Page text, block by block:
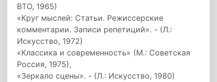
ВТО, 1965)
«Круг мыслей: Статьи. Режиссерские
комментарии. Записи репетиций». - (Л.:
Искусство, 1972)
«Классика и современность» (М.: Советская
Россия, 1975),
«Зеркало сцены». - (Л.: Искусство, 1980)